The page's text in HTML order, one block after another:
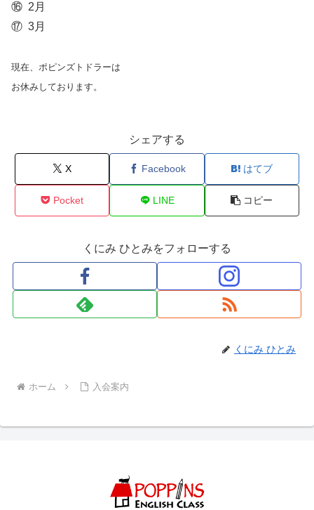
⑯ 2月
⑰ 3月
現在、ポピンズトドラーは
お休みしております。
シェアする
X Facebook はてブ
Pocket LINE コピー
くにみ ひとみをフォローする
くにみ ひとみ
ホーム 入会案内